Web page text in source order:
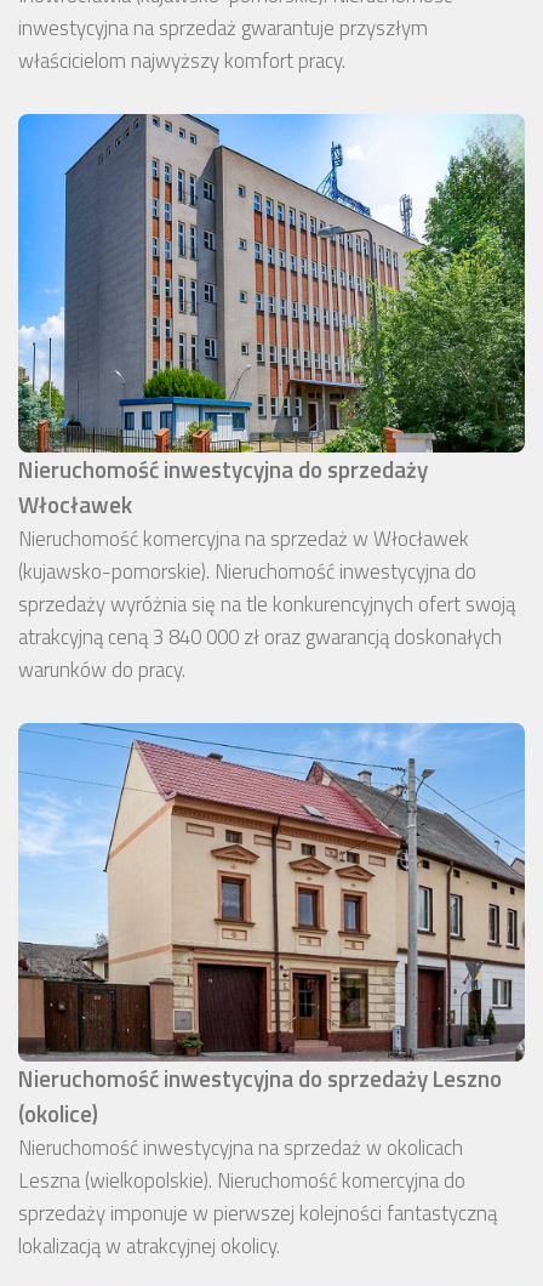
inwestycyjna na sprzedaż gwarantuje przyszłym
właścicielom najwyższy komfort pracy.
Nieruchomość inwestycyjna do sprzedaży
Włocławek
Nieruchomość komercyjna na sprzedaż w Włocławek
(kujawsko-pomorskie). Nieruchomość inwestycyjna do
sprzedaży wyróżnia się na tle konkurencyjnych ofert swoją
atrakcyjną ceną 3 840 000 zł oraz gwarancją doskonałych
warunków do pracy.
Nieruchomość inwestycyjna do sprzedaży Leszno
(okolice)
Nieruchomość inwestycyjna na sprzedaż w okolicach
Leszna (wielkopolskie). Nieruchomość komercyjna do
sprzedaży imponuje w pierwszej kolejności fantastyczną
lokalizacją w atrakcyjnej okolicy.